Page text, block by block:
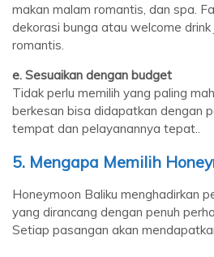
makan malam romantis, dan spa.
dekorasi bunga atau welcome
romantis.
e. Sesuaikan dengan budget
Tidak perlu memilih yang paling
berkesan bisa didapatkan dengan
tempat dan pelayanannya tepat..
5. Mengapa Memilih
Honeymoon Baliku menghadirkan
yang dirancang dengan penuh
Setiap pasangan akan